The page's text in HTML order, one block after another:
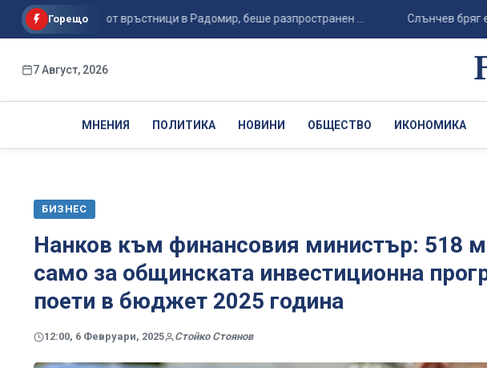
Горещо
на дете от връстници в Радомир, беше разпространен ... Слънчев бряг е пълен
7 Август, 2026
МНЕНИЯ ПОЛИТИКА НОВИНИ ОБЩЕСТВО ИКОНОМИКА
БИЗНЕС
Нанков към финансовия министър: 518
само за общинската инвестиционна
поети в бюджет 2025 година
12:00, 6 Февруари, 2025 Стойко Стоянов